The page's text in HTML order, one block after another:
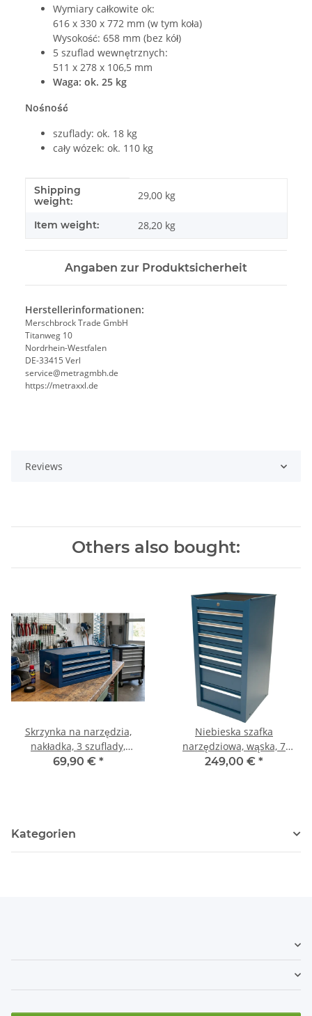
Wymiary całkowite ok:
616 x 330 x 772 mm (w tym koła)
Wysokość: 658 mm (bez kół)
5 szuflad wewnętrznych:
511 x 278 x 106,5 mm
Waga: ok. 25 kg
Nośność
szuflady: ok. 18 kg
cały wózek: ok. 110 kg
#productDetails.itemInformation#
#productDetails.itemValue#
Shipping
weight:
29,00 kg
Item weight: 28,20 kg
Angaben zur Produktsicherheit
Herstellerinformationen:
Merschbrock Trade GmbH
Titanweg 10
Nordrhein-Westfalen
DE-33415 Verl
service@metragmbh.de
https://metraxxl.de
Reviews
Others also bought:
Skrzynka na narzędzia,
nakładka, 3 szuflady,
niebieska
69,90 € *
Niebieska szafka
narzędziowa, wąska, 7
szuflad
249,00 € *
Kategorien